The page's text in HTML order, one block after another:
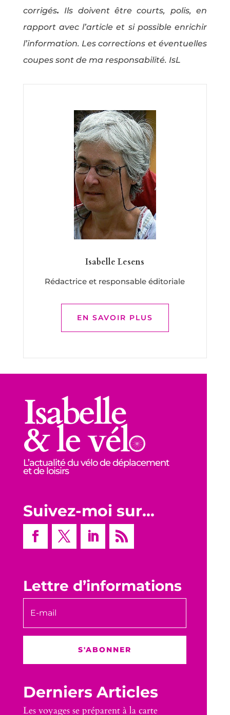
corrigés. Ils doivent être courts, polis, en
rapport avec l’article et si possible enrichir
l’information. Les corrections et éventuelles
coupes sont de ma responsabilité. IsL
Isabelle Lesens
Rédactrice et responsable éditoriale
EN SAVOIR PLUS
L’actualité du vélo de déplacement
et de loisirs
Suivez-moi sur…
Lettre d’informations
S'ABONNER
Derniers Articles
Les voyages se préparent à la carte